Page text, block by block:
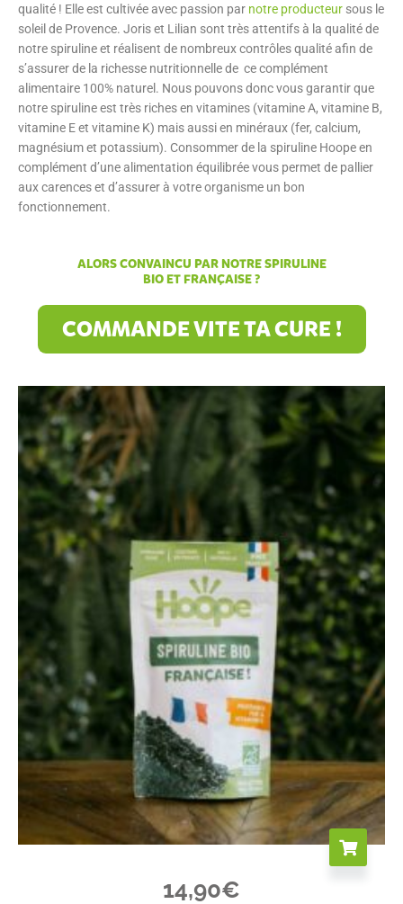
qualité ! Elle est cultivée avec passion par notre producteur sous le
soleil de Provence. Joris et Lilian sont très attentifs à la qualité de
notre spiruline et réalisent de nombreux contrôles qualité afin de
s’assurer de la richesse nutritionnelle de ce complément
alimentaire 100% naturel. Nous pouvons donc vous garantir que
notre spiruline est très riches en vitamines (vitamine A, vitamine B,
vitamine E et vitamine K) mais aussi en minéraux (fer, calcium,
magnésium et potassium). Consommer de la spiruline Hoope en
complément d’une alimentation équilibrée vous permet de pallier
aux carences et d’assurer à votre organisme un bon
fonctionnement.
ALORS CONVAINCU PAR NOTRE SPIRULINE
BIO ET FRANÇAISE ?
COMMANDE VITE TA CURE !
14,90€